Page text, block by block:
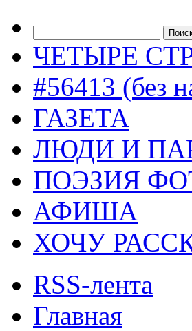
ЧЕТЫРЕ
#56413 (без
ГАЗЕТА
ЛЮДИ И
ПОЭЗИЯ
АФИША
ХОЧУ
RSS-лента
Главная